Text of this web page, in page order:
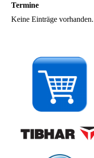
Termine
Keine Einträge vorhanden.